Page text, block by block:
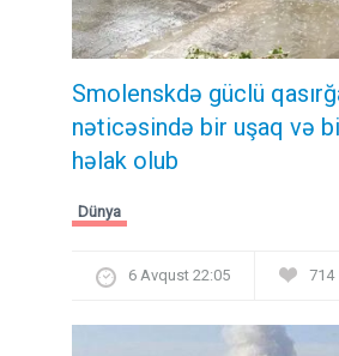
Smolenskdə güclü
nəticəsində bir uşaq və
həlak olub
Dünya
6 Avqust 22:05 714